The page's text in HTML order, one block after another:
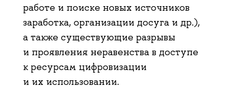
работе и поиске новых источников
заработка, организации досуга и др.),
а также существующие разрывы
и проявления неравенства в доступе
к ресурсам цифровизации
и их использовании.